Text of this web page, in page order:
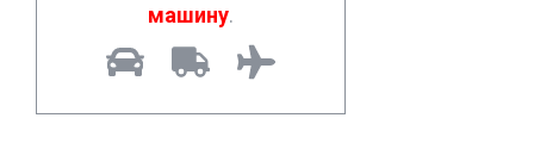
машину.